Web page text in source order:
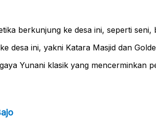
berkunjung ke desa ini, seperti seni,
desa ini, yakni Katara Masjid dan
Yunani klasik yang mencerminkan